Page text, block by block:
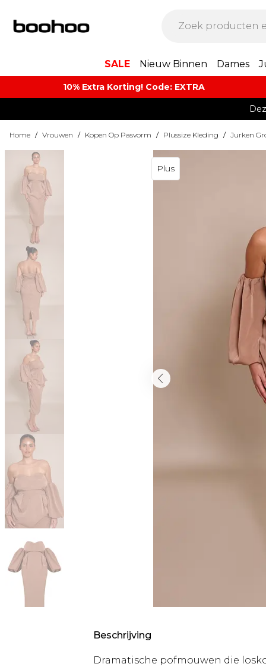
SALE Nieuw Binnen Dames
10% Extra Korting! Code: EXTRA​
Home / Vrouwen / Kopen Op Pasvorm / Plussize Kleding / Jurken
Plus
Beschrijving
Dramatische pofmouwen die